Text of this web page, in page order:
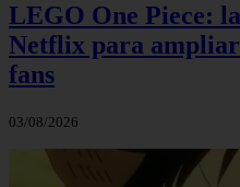
LEGO One Piece:
Netflix para
fans
03/08/2026